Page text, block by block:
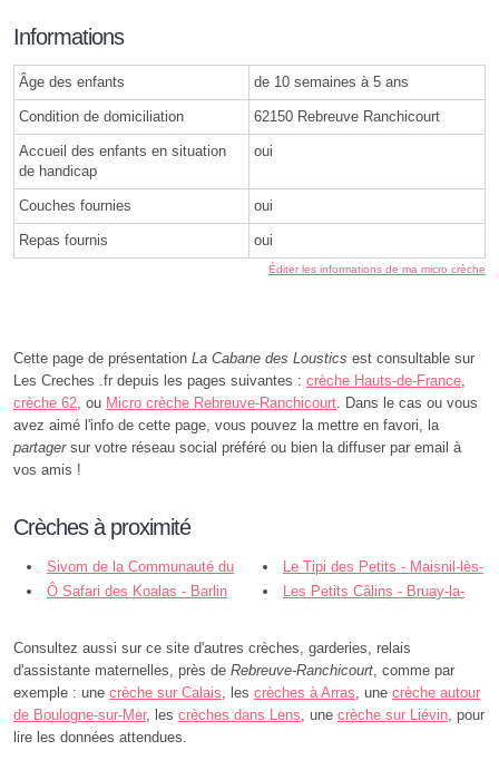
Informations
Âge des enfants de 10 semaines à 5 ans
Condition de domiciliation 62150 Rebreuve Ranchicourt
Accueil des enfants en situation
de handicap
oui
Couches fournies oui
Repas fournis oui
Éditer les informations de ma micro crèche
Cette page de présentation La Cabane des Loustics est consultable sur
Les Creches .fr depuis les pages suivantes : crèche Hauts-de-France
crèche 62 , ou Micro crèche Rebreuve-Ranchicourt . Dans le cas ou vous
avez aimé l'info de cette page, vous pouvez la mettre en favori, la
partagersur votre réseau social préféré ou bien la diffuser par email à
vos amis !
Crèches à proximité
Sivom de la Communauté du
Bruaysis - Houdain
Le Tipi des Petits - Maisnil-lès-
Ruitz
Ô Safari des Koalas - Barlin
Les Petits Câlins - Bruay-la-
Consultez aussi sur ce site d'autres crèches, garderies, relais
d'assistante maternelles, près de Rebreuve-Ranchicourt , comme par
exemple : une crèche sur Calais , les crèches à Arras , une crèche autour
de Boulogne-sur-Mer, les crèches dans Lens , une crèche sur Liévin , pour
lire les données attendues.